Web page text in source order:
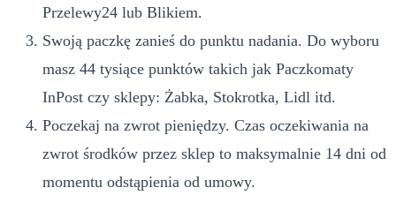
Przelewy24 lub Blikiem.
Swoją paczkę zanieś do punktu nadania. Do wyboru
masz 44 tysiące punktów takich jak Paczkomaty
InPost czy sklepy: Żabka, Stokrotka, Lidl itd.
Poczekaj na zwrot pieniędzy. Czas oczekiwania na
zwrot środków przez sklep to maksymalnie 14 dni od
momentu odstąpienia od umowy.